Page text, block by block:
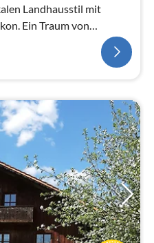
Landhausstil mit
von